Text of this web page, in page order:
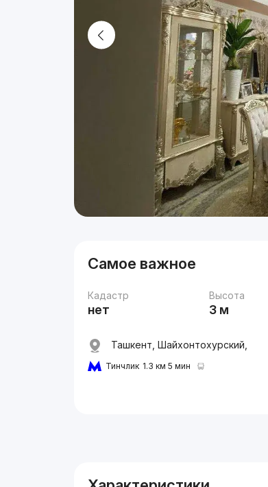
Самое важное
Кадастр
нет
Высота
3 м
Ташкент, Шайхонтохурский,
Тинчлик 1.3 км 5 мин